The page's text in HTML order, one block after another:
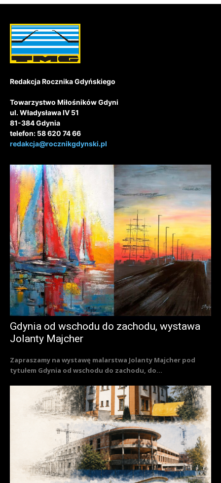
Redakcja Rocznika Gdyńskiego
Towarzystwo Miłośników Gdyni
ul. Władysława IV 51
81-384 Gdynia
telefon: 58 620 74 66
redakcja@rocznikgdynski.pl
Gdynia od wschodu do zachodu, wystawa
Jolanty Majcher
Zapraszamy na wystawę malarstwa Jolanty Majcher pod
tytułem Gdynia od wschodu do zachodu, do...